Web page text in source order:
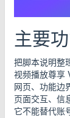
主要
把脚本说明整
视频播放尊享
网页、功能边
页面交互、信
它不能替代账